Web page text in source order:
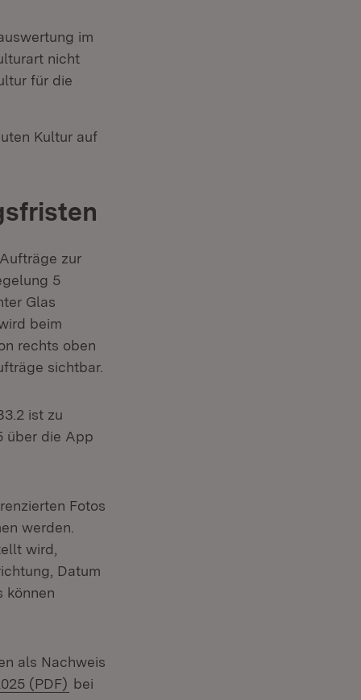
im
nicht
für die
Kultur auf
zur
5
Glas
beim
rechts oben
sichtbar.
ist zu
über die App
Fotos
werden.
wird,
Datum
können
als Nachweis
(PDF) (Öffnet in neuem Fenster)
bei